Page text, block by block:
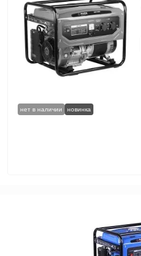
нет в наличии новинка